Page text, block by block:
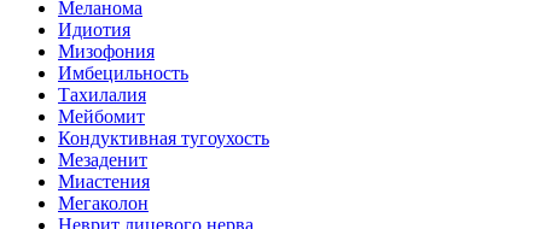
Меланома
Идиотия
Мизофония
Имбецильность
Тахилалия
Мейбомит
Кондуктивная тугоухость
Мезаденит
Миастения
Мегаколон
Неврит лицевого нерва